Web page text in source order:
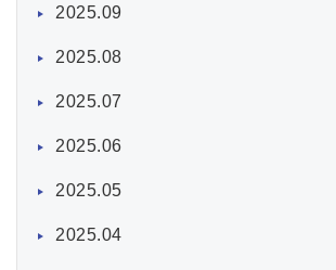
2025.09
2025.08
2025.07
2025.06
2025.05
2025.04